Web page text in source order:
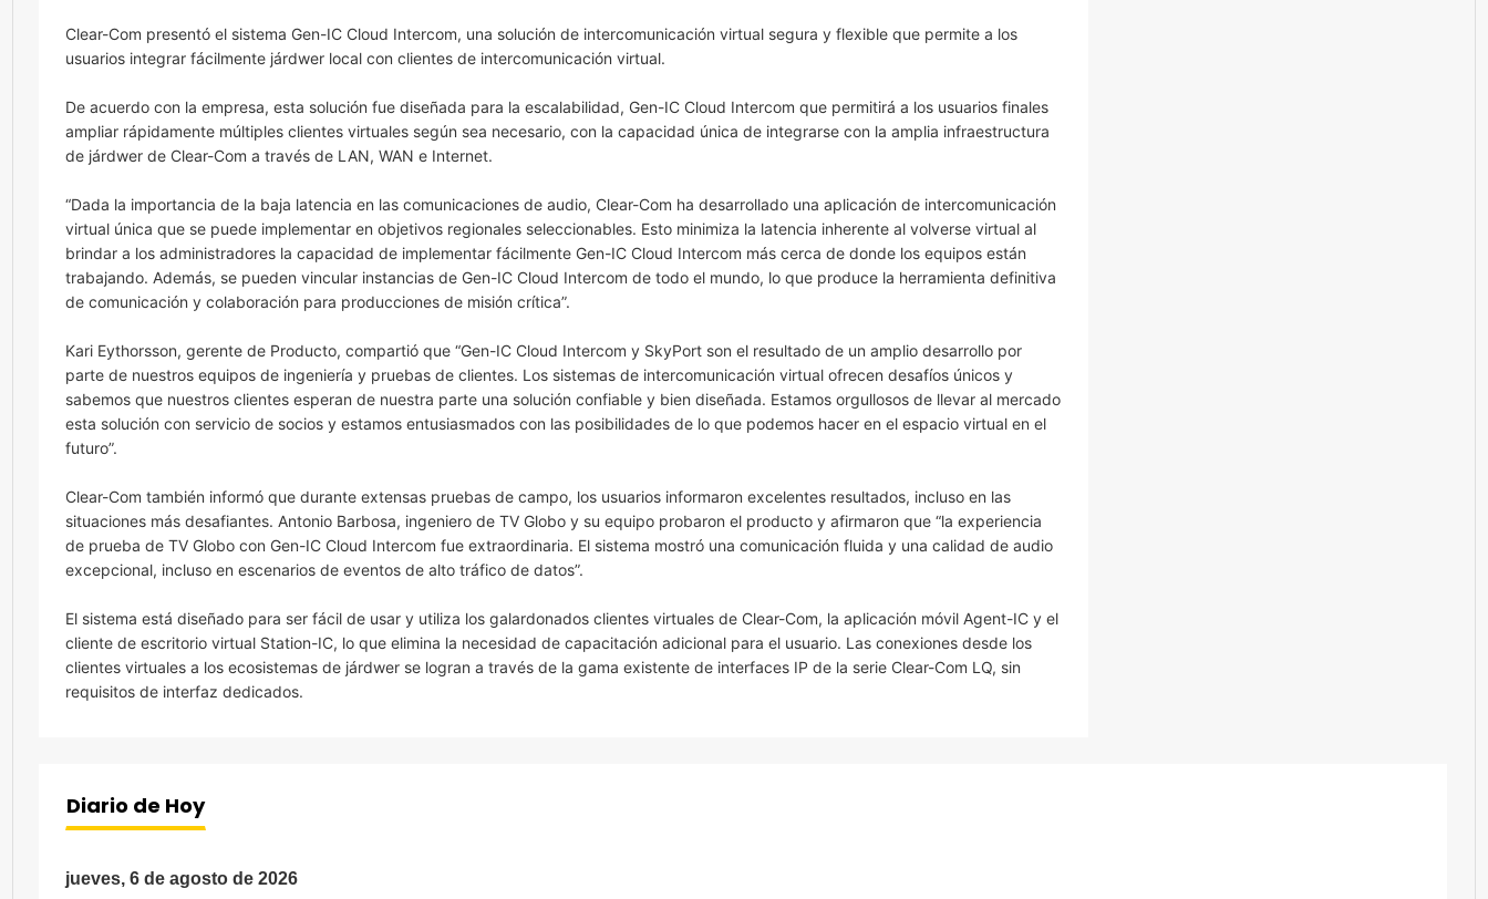
Clear-Com presentó el sistema Gen-IC Cloud Intercom, una solución de intercomunicación virtual segura y flexible que permite a los
usuarios integrar fácilmente járdwer local con clientes de intercomunicación virtual.
De acuerdo con la empresa, esta solución fue diseñada para la escalabilidad, Gen-IC Cloud Intercom que permitirá a los usuarios finales
ampliar rápidamente múltiples clientes virtuales según sea necesario, con la capacidad única de integrarse con la amplia infraestructura
de járdwer de Clear-Com a través de LAN, WAN e Internet.
“Dada la importancia de la baja latencia en las comunicaciones de audio, Clear-Com ha desarrollado una aplicación de intercomunicación
virtual única que se puede implementar en objetivos regionales seleccionables. Esto minimiza la latencia inherente al volverse virtual al
brindar a los administradores la capacidad de implementar fácilmente Gen-IC Cloud Intercom más cerca de donde los equipos están
trabajando. Además, se pueden vincular instancias de Gen-IC Cloud Intercom de todo el mundo, lo que produce la herramienta definitiva
de comunicación y colaboración para producciones de misión crítica”.
Kari Eythorsson, gerente de Producto, compartió que “Gen-IC Cloud Intercom y SkyPort son el resultado de un amplio desarrollo por
parte de nuestros equipos de ingeniería y pruebas de clientes. Los sistemas de intercomunicación virtual ofrecen desafíos únicos y
sabemos que nuestros clientes esperan de nuestra parte una solución confiable y bien diseñada. Estamos orgullosos de llevar al mercado
esta solución con servicio de socios y estamos entusiasmados con las posibilidades de lo que podemos hacer en el espacio virtual en el
futuro”.
Clear-Com también informó que durante extensas pruebas de campo, los usuarios informaron excelentes resultados, incluso en las
situaciones más desafiantes. Antonio Barbosa, ingeniero de TV Globo y su equipo probaron el producto y afirmaron que “la experiencia
de prueba de TV Globo con Gen-IC Cloud Intercom fue extraordinaria. El sistema mostró una comunicación fluida y una calidad de audio
excepcional, incluso en escenarios de eventos de alto tráfico de datos”.
El sistema está diseñado para ser fácil de usar y utiliza los galardonados clientes virtuales de Clear-Com, la aplicación móvil Agent-IC y el
cliente de escritorio virtual Station-IC, lo que elimina la necesidad de capacitación adicional para el usuario. Las conexiones desde los
clientes virtuales a los ecosistemas de járdwer se logran a través de la gama existente de interfaces IP de la serie Clear-Com LQ, sin
requisitos de interfaz dedicados.
Diario de Hoy
jueves, 6 de agosto de 2026